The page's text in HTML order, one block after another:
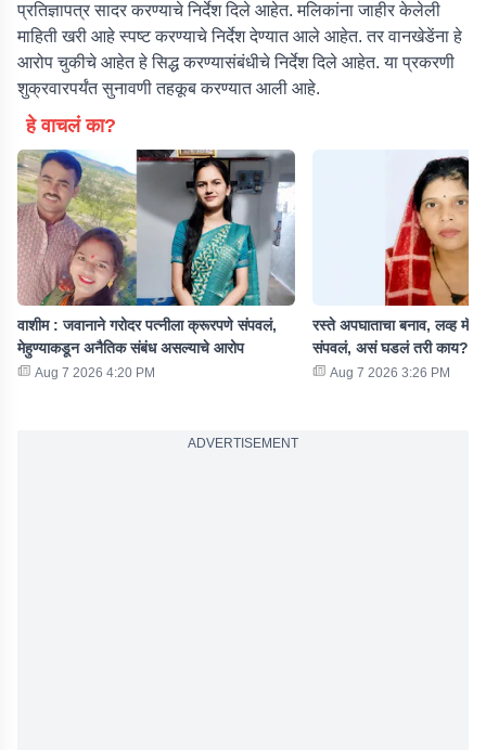
प्रतिज्ञापत्र सादर करण्याचे निर्देश दिले आहेत. मलिकांना जाहीर केलेली
माहिती खरी आहे स्पष्ट करण्याचे निर्देश देण्यात आले आहेत. तर वानखेडेंना हे
आरोप चुकीचे आहेत हे सिद्ध करण्यासंबंधीचे निर्देश दिले आहेत. या प्रकरणी
शुक्रवारपर्यंत सुनावणी तहकूब करण्यात आली आहे.
हे वाचलं का?
वाशीम : जवानाने गरोदर पत्नीला क्रूरपणे संपवलं,
मेहुण्याकडून अनैतिक संबंध असल्याचे आरोप
Aug 7 2026 4:20 PM
रस्ते अपघाताचा बनाव, लव्ह
संपवलं, असं घडलं तरी काय?
Aug 7 2026 3:26 PM
ADVERTISEMENT